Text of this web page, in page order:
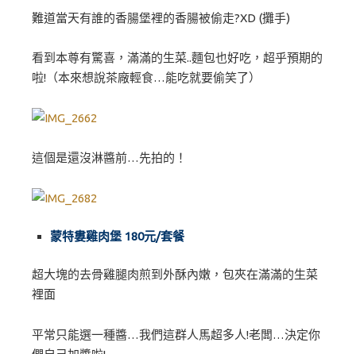
難道當天有誰的香腸堡裡的香腸被偷走?XD (攤手)
看到本尊有驚喜，滿滿的生菜..麵包也好吃，超乎預期的
啦!（本來想說茶廠輕食…能吃就要偷笑了）
這個是還沒淋醬前…先拍的！
蒙特婁雞肉堡 180元/套餐
超大塊的去骨雞腿肉煎到外酥內嫩，包夾在滿滿的生菜
裡面
平常只能選一種醬…我們這群人馬超多人!老闆…決定你